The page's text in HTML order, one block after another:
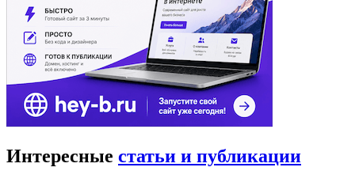
Интересные статьи и публикации